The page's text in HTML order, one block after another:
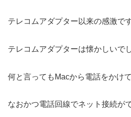
テレコムアダプター以来の感激です
テレコムアダプターは懐かしいでし
何と言ってもMacから電話をかけて
なおかつ電話回線でネット接続が